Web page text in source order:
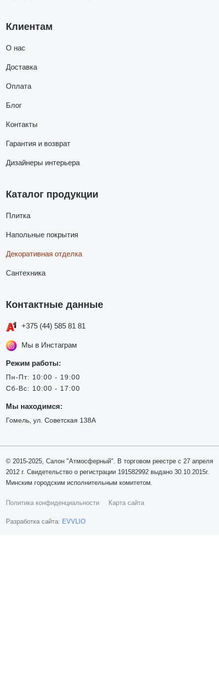
Клиентам
О нас
Доставка
Оплата
Блог
Контакты
Гарантия и возврат
Дизайнеры интерьера
Каталог продукции
Плитка
Напольные покрытия
Декоративная отделка
Сантехника
Контактные данные
+375 (44) 585 81 81
Мы в Инстаграм
Режим работы:
Пн-Пт: 10:00 - 19:00
Сб-Вс: 10:00 - 17:00
Мы находимся:
Гомель, ул. Советская 138А
© 2015-2025, Салон "Атмосферный". В торговом реестре с 27 апреля
2012 г. Свидетельство о регистрации 191582992 выдано 30.10.2015г.
Минским городским исполнительным комитетом.
Политика конфиденциальности Карта сайта
Разработка сайта: EVVLIO